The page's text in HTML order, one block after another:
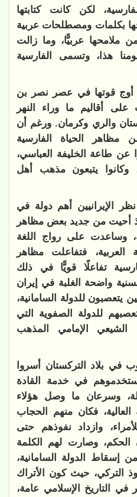
لكن كانت كتابتها
بكلمات ومصطلحات عربية
ملامحها عربيًّا، وما زالت
هذا، وتسمى الفارسية
أوج قوتها في عصر نصر بن
أقاليم ما وراء النهر
والري وكرمان. ورغم أن
مظاهر الحياة الفارسية
عن طاعة الخليفة العباسي،
وكانوا يتبعون مذهب أهل
الإيرانيين أهم دولة في
إذ أحيت من جديد بعض مظاهر
وساعدت على رواج اللغة
العربية، فتفاعلت مظاهر
تفاعلًا قويًّا في ذلك
واضحة الغلبة في إيران
يتعصبون للدولة السامانية،
للدولة الصفوية التي
الإمامي المذهب
بلاد التركستان أسروا
في خدمة القادة
وسرعان ما وصل هؤلاء
العالية، فكان منهم الحجاب
وازداد نفوذهم حتى
وصارت لهم الكلمة
من إسقاط الدولة السامانية،
التركي، حيث كون الأتراك
في التاريخ الإسلامي عامة،